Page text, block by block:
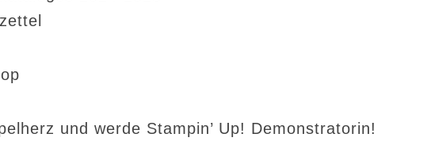
und werde Stampin’ Up! Demonstratorin!